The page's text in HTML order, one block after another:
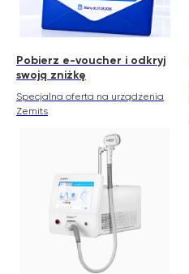
Pobierz e-voucher i odkryj
swoją zniżkę
Specjalna oferta na urządzenia
Zemits